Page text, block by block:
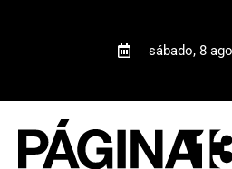
sábado, 8